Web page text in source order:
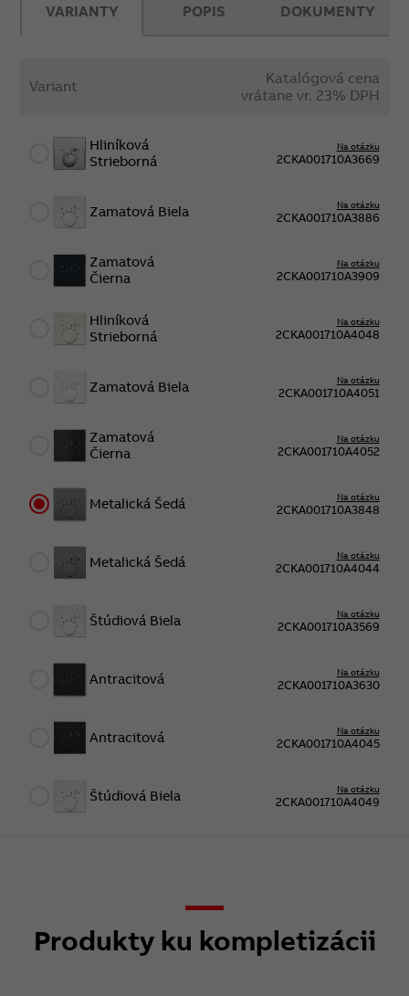
VARIANTY
Variant
Katalógová cena
vrátane vr. 23% DPH
Hliníková
Strieborná
Na otázku
2CKA001710A3669
Zamatová Biela Na otázku
2CKA001710A3886
Zamatová
Čierna
Na otázku
2CKA001710A3909
Hliníková
Strieborná
Na otázku
2CKA001710A4048
Zamatová Biela Na otázku
2CKA001710A4051
Zamatová
Čierna
Na otázku
2CKA001710A4052
Metalická Šedá Na otázku
2CKA001710A3848
Metalická Šedá Na otázku
2CKA001710A4044
Štúdiová Biela Na otázku
2CKA001710A3569
Antracitová Na otázku
2CKA001710A3630
Antracitová Na otázku
2CKA001710A4045
Štúdiová Biela Na otázku
2CKA001710A4049
POPIS DOKUMENTY
Produkty ku kompletizácii